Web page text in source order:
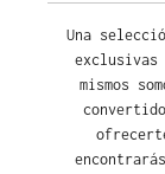
Una
exclusivas
mismos